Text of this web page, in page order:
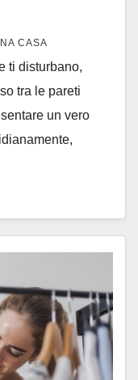
CASA
ti disturbano,
tra le pareti
un vero